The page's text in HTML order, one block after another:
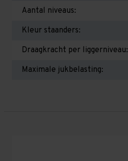
Aantal niveaus:
Kleur staanders:
Draagkracht per liggerniveau:
Maximale jukbelasting: